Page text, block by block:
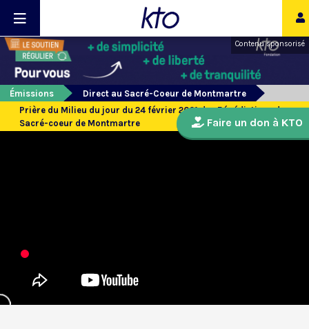
Contenu sponsorisé
Émissions
Direct au Sacré-Coeur de Montmartre
Prière du Milieu du jour du 24 février 2021 des Bénédictines du
Sacré-coeur de Montmartre
Faire un don à KTO